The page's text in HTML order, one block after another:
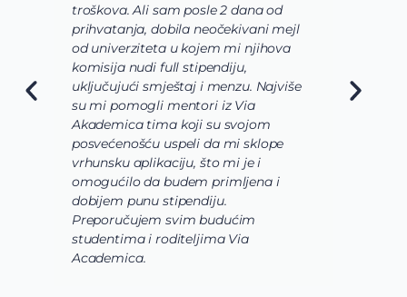
troškova. Ali sam posle 2 dana od
prihvatanja, dobila neočekivani mejl
od univerziteta u kojem mi njihova
komisija nudi full stipendiju,
uključujući smještaj i menzu. Najviše
su mi pomogli mentori iz Via
Akademica tima koji su svojom
posvećenošću uspeli da mi sklope
vrhunsku aplikaciju, što mi je i
omogućilo da budem primljena i
dobijem punu stipendiju.
Preporučujem svim budućim
studentima i roditeljima Via
Academica.